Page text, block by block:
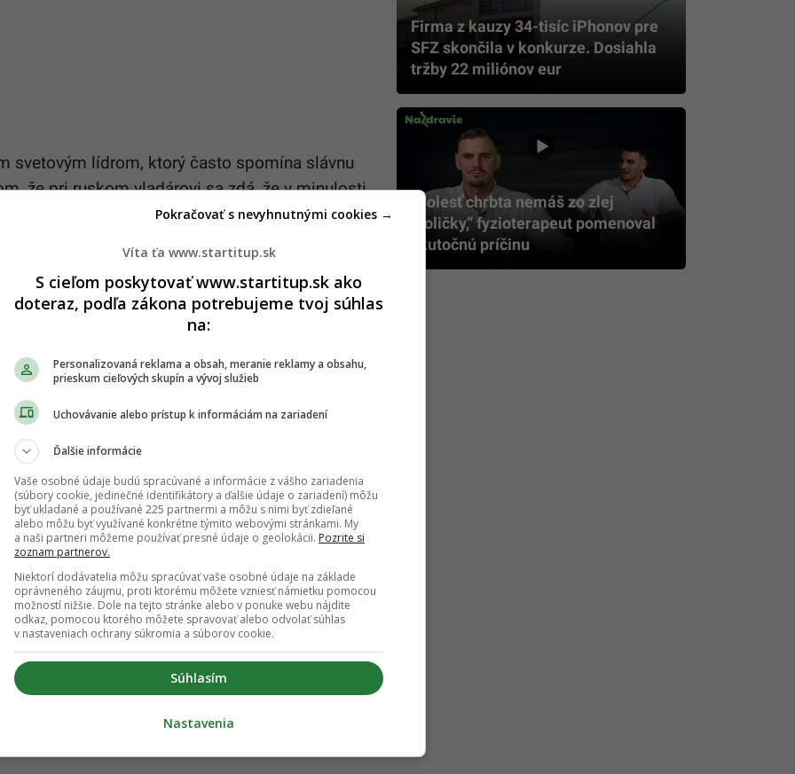
svetovým lídrom, ktorý často spomína slávnu
že pri ruskom vladárovi sa zdá, že v minulosti
skrze desiatky či dokonca stovky rokov starú
armádnych jednotiek, ktoré vo vojne
múzeá a ortodoxné kostoly. U našich
za druhou. Koncom apríla Rusi zničili už
New York Times
rakety dopadli blízko Slovenska. Mesto
za bezpečnú zónu bolo pod paľbou
kultúrneho dedičstva sa považuje za ďalší z
na Ukrajine páchajú.
historického zlata pochádzajúceho zo
profesionálne extrahovali z múzea v Melitopole,
Firma z kauzy 34-tisíc iPhonov pre
SFZ skončila v konkurze. Dosiahla
tržby 22 miliónov eur
„Bolesť chrbta nemáš zo zlej
stoličky,” fyzioterapeut pomenoval
skutočnú príčinu
Víta ťa www.startitup.sk
S cieľom poskytovať www.startitup.sk ako
doteraz, podľa zákona potrebujeme tvoj súhlas
na:
Personalizovaná reklama a obsah, meranie reklamy a obsahu,
prieskum cieľových skupín a vývoj služieb
Uchovávanie alebo prístup k informáciám na zariadení
Ďalšie informácie
Vaše osobné údaje budú spracúvané a informácie z vášho zariadenia
(súbory cookie, jedinečné identifikátory a ďalšie údaje o zariadení) môžu
byť ukladané a používané 225 partnermi a môžu s nimi byť zdieľané
alebo môžu byť využívané konkrétne týmito webovými stránkami. My
a naši partneri môžeme používať presné údaje o geolokácii. Pozrite si
zoznam partnerov.
Niektorí dodávatelia môžu spracúvať vaše osobné údaje na základe
oprávneného záujmu, proti ktorému môžete vzniesť námietku pomocou
možností nižšie. Dole na tejto stránke alebo v ponuke webu nájdite
odkaz, pomocou ktorého môžete spravovať alebo odvolať súhlas
v nastaveniach ochrany súkromia a súborov cookie.
Súhlasím
Pokračovať s nevyhnutnými cookies →
Nastavenia